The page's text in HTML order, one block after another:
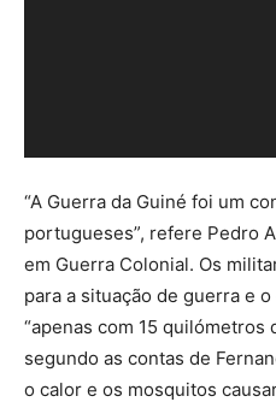
“A Guerra da Guiné foi um
portugueses”, refere Pedro
em Guerra Colonial. Os
para a situação de guerra e
“apenas com 15 quilómetros
segundo as contas de
o calor e os mosquitos